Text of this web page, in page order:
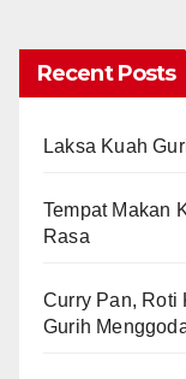
Recent Posts
Laksa Kuah
Tempat Makan
Rasa
Curry Pan, Roti
Gurih